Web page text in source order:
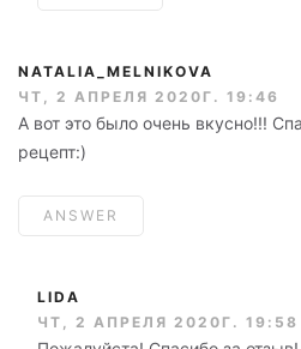
NATALIA_MELNIKOVA
ЧТ, 2 АПРЕЛЯ 2020Г. 19:46
А вот это было очень вкусно!!!
рецепт:)
ANSWER
LIDA
ЧТ, 2 АПРЕЛЯ 2020Г. 19:58